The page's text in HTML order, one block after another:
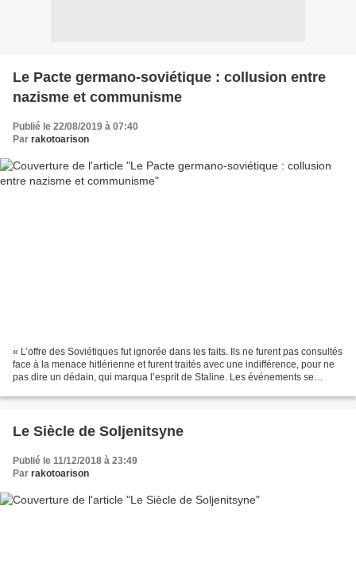
Le Pacte germano-soviétique : collusion entre
nazisme et communisme
Publié le 22/08/2019 à 07:40
Par rakotoarison
« L’offre des Soviétiques fut ignorée dans les faits. Ils ne furent pas consultés
face à la menace hitlérienne et furent traités avec une indifférence, pour ne
pas dire un dédain, qui marqua l’esprit de Staline. Les événements se
Le Siècle de Soljenitsyne
Publié le 11/12/2018 à 23:49
Par rakotoarison